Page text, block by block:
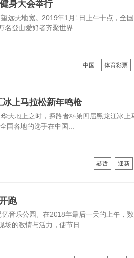
身大会举行
远天地宽。2019年1月1日上午十点，全
登山爱好者齐聚世界...
中国 体育彩票
上马拉松新年鸣枪
大地上之时，探路者杯第四届黑龙江冰上
国各地的选手在中国...
赫哲 迎新
跑
音乐公园。在2018年最后一天的上午，
的激情与活力，使节日...